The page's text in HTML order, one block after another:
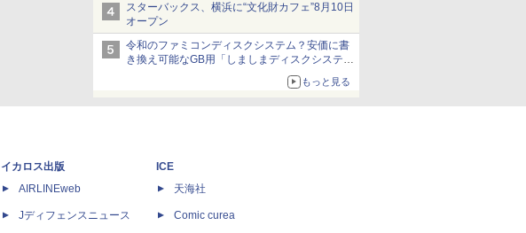
スターバックス、横浜に“文化財カフェ”8月10日
オープン
令和のファミコンディスクシステム？安価に書
き換え可能なGB用「しましまディスクシステ
もっと見る
イカロス出版
AIRLINEweb
Jディフェンスニュース
ICE
天海社
Comic curea